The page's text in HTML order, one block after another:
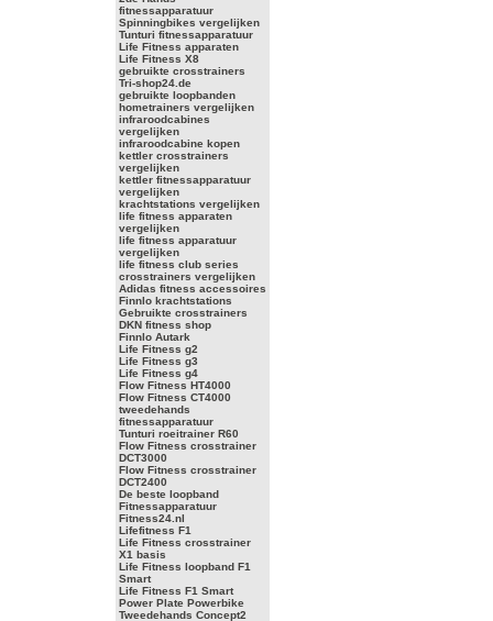
fitnessapparatuur
Spinningbikes vergelijken
Tunturi fitnessapparatuur
Life Fitness apparaten
Life Fitness X8
gebruikte crosstrainers
Tri-shop24.de
gebruikte loopbanden
hometrainers vergelijken
infraroodcabines
vergelijken
infraroodcabine kopen
kettler crosstrainers
vergelijken
kettler fitnessapparatuur
vergelijken
krachtstations vergelijken
life fitness apparaten
vergelijken
life fitness apparatuur
vergelijken
life fitness club series
crosstrainers vergelijken
Adidas fitness accessoires
Finnlo krachtstations
Gebruikte crosstrainers
DKN fitness shop
Finnlo Autark
Life Fitness g2
Life Fitness g3
Life Fitness g4
Flow Fitness HT4000
Flow Fitness CT4000
tweedehands
fitnessapparatuur
Tunturi roeitrainer R60
Flow Fitness crosstrainer
DCT3000
Flow Fitness crosstrainer
DCT2400
De beste loopband
Fitnessapparatuur
Fitness24.nl
Lifefitness F1
Life Fitness crosstrainer
X1 basis
Life Fitness loopband F1
Smart
Life Fitness F1 Smart
Power Plate Powerbike
Tweedehands Concept2